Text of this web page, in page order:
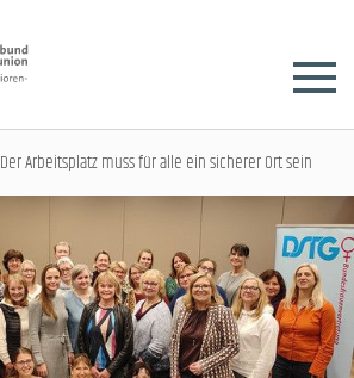
Der Arbeitsplatz muss für alle ein sicherer Ort sein